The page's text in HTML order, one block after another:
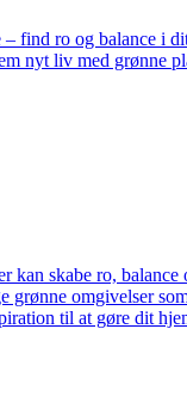
– find ro og balance i
nyt liv med grønne
kan skabe ro,
grønne omgivelser
til at gøre dit